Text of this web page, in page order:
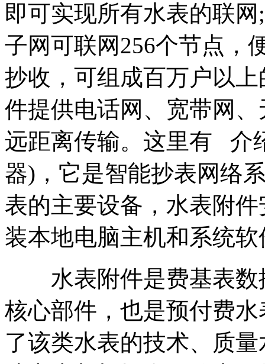
即可实现所有水表的联
子网可联网256个节点，
抄收，可组成百万户以
件提供电话网、宽带网
远距离传输。这里有 介
器)，它是智能抄表网络
表的主要设备，水表附
装本地电脑主机和系统软
水表附件是费基表数
核心部件，也是预付费
了该类水表的技术、质